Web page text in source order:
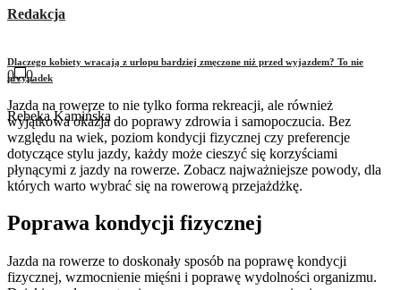
Dlaczego kobiety wracają z urlopu bardziej zmęczone niż przed wyjazdem? To nie
przypadek
Rebeka Kamińska
Redakcja
0
0
Jazda na rowerze to nie tylko forma rekreacji, ale również
wyjątkowa okazja do poprawy zdrowia i samopoczucia. Bez
względu na wiek, poziom kondycji fizycznej czy preferencje
dotyczące stylu jazdy, każdy może cieszyć się korzyściami
płynącymi z jazdy na rowerze. Zobacz najważniejsze powody, dla
których warto wybrać się na rowerową przejażdżkę.
Poprawa kondycji fizycznej
Jazda na rowerze to doskonały sposób na poprawę kondycji
fizycznej, wzmocnienie mięśni i poprawę wydolności organizmu.